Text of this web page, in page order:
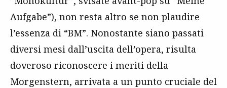
Aufgabe”), non resta altro se non plaudire
l’essenza di “BM”. Nonostante siano passati
diversi mesi dall’uscita dell’opera, risulta
doveroso riconoscere i meriti della
Morgenstern, arrivata a un punto cruciale del